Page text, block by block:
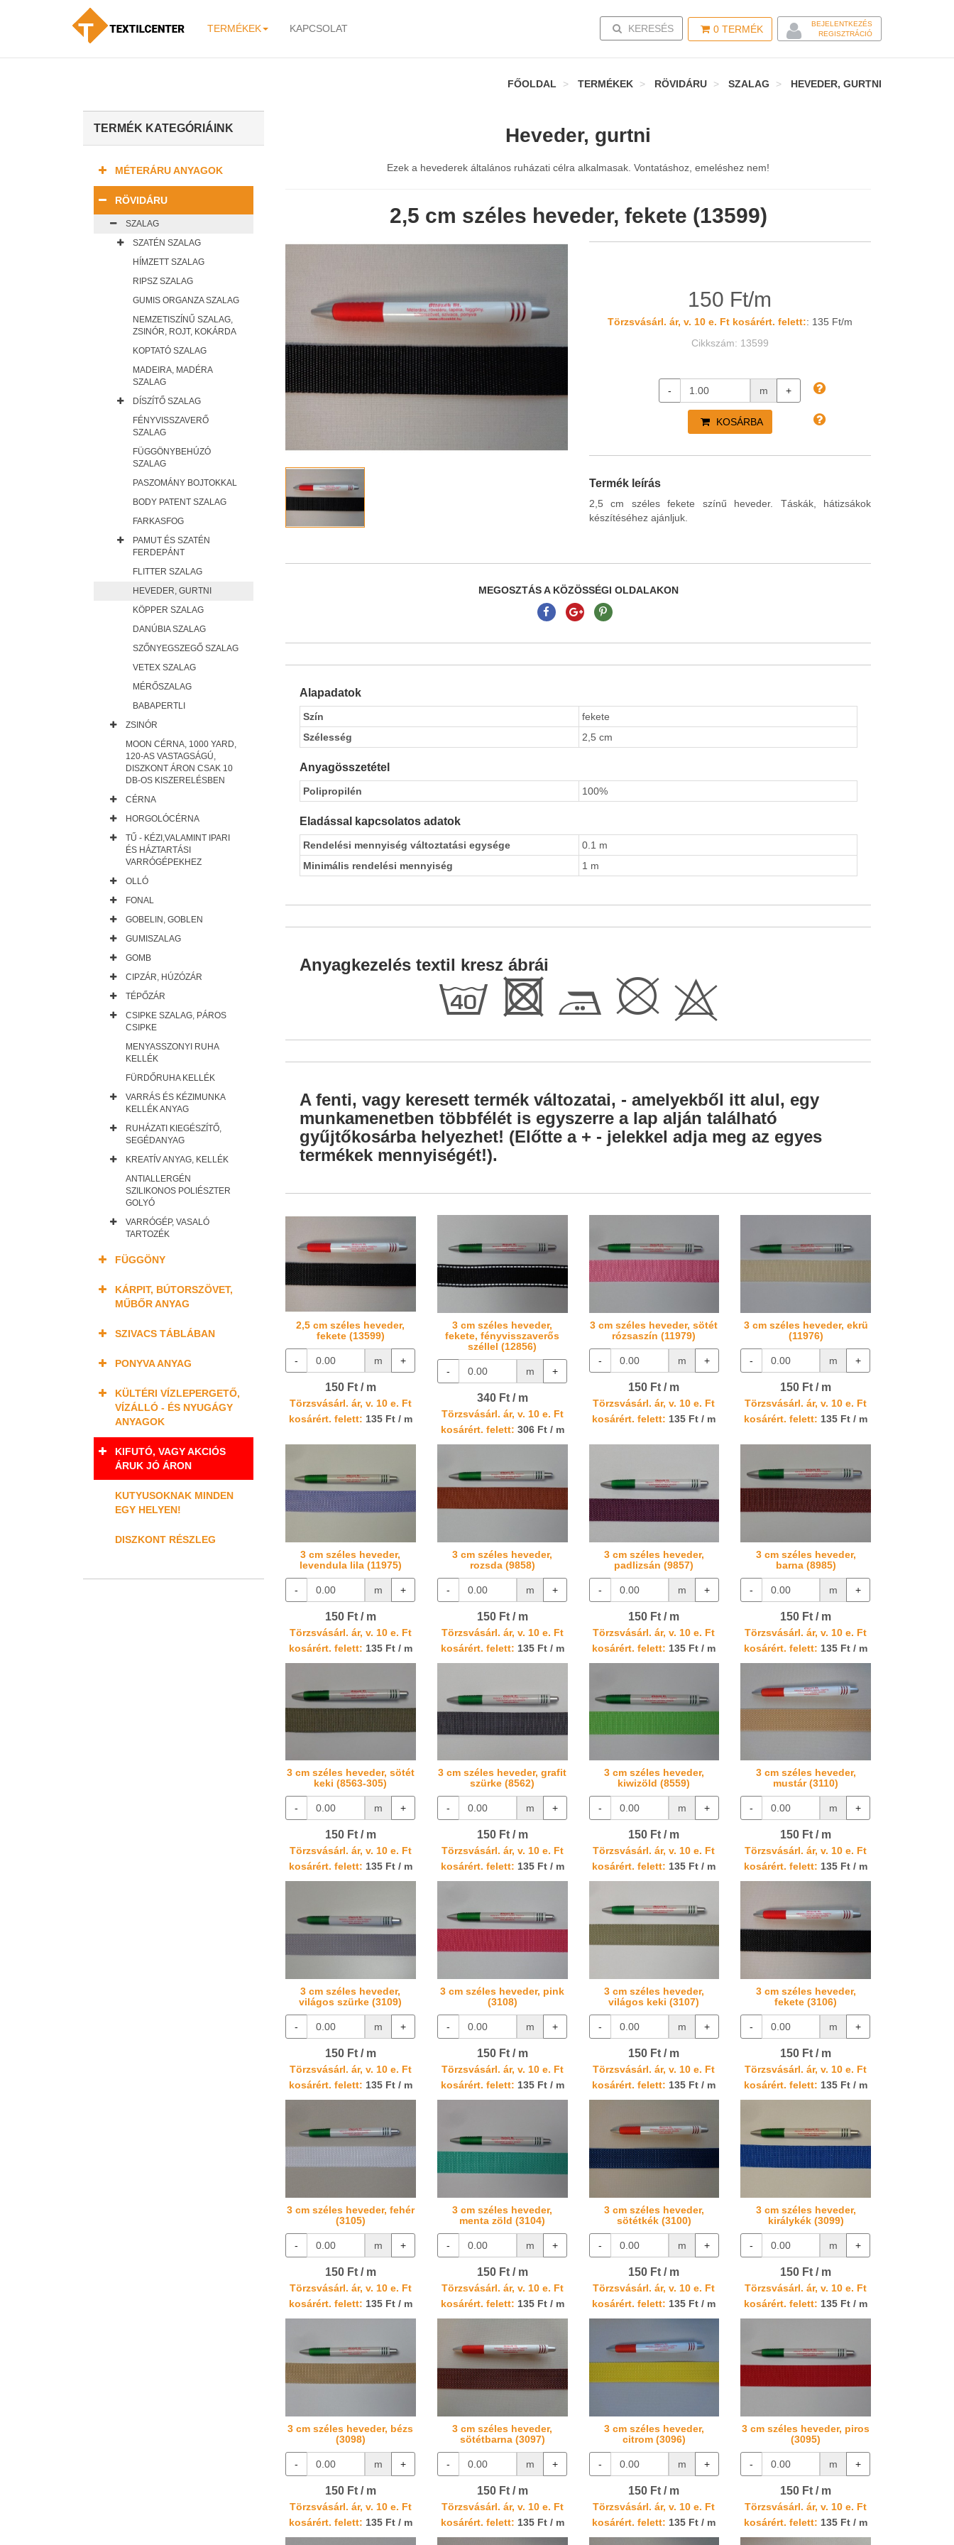
TERMÉKEK KAPCSOLAT 0 TERMÉK
BEJELENTKEZÉS
REGISZTRÁCIÓ
TOGGLE SEARCH
KERESÉS
FŐOLDAL TERMÉKEK RÖVIDÁRU SZALAG HEVEDER, GURTNI
Heveder, gurtni
Ezek a hevederek általános ruházati célra alkalmasak. Vontatáshoz, emeléshez nem!
2,5 cm széles heveder, fekete (13599)
150 Ft/m
Törzsvásárl. ár, v. 10 e. Ft kosárért. felett:: 135 Ft/m
Cikkszám: 13599
- m +
KOSÁRBA
Termék leírás
2,5 cm széles fekete színű heveder. Táskák, hátizsákok
készítéséhez ajánljuk.
MEGOSZTÁS A KÖZÖSSÉGI OLDALAKON
Alapadatok
Szín
fekete
Szélesség
2,5 cm
Anyagösszetétel
Polipropilén 100%
Eladással kapcsolatos adatok
Rendelési mennyiség változtatási egysége
0.1 m
Minimális rendelési mennyiség
1 m
Anyagkezelés textil kresz ábrái
h R E K H
A fenti, vagy keresett termék változatai, - amelyekből itt alul, egy
munkamenetben többfélét is egyszerre a lap alján található
gyűjtőkosárba helyezhet! (Előtte a + - jelekkel adja meg az egyes
termékek mennyiségét!).
2,5 cm széles heveder,
fekete (13599)
- m +
150 Ft / m
Törzsvásárl. ár, v. 10 e. Ft
kosárért. felett: 135 Ft / m
3 cm széles heveder,
fekete, fényvisszaverős
széllel (12856)
- m +
340 Ft / m
Törzsvásárl. ár, v. 10 e. Ft
kosárért. felett: 306 Ft / m
3 cm széles heveder, sötét
rózsaszín (11979)
- m +
150 Ft / m
Törzsvásárl. ár, v. 10 e. Ft
kosárért. felett: 135 Ft / m
3 cm széles heveder, ekrü
(11976)
- m +
150 Ft / m
Törzsvásárl. ár, v. 10 e. Ft
kosárért. felett: 135 Ft / m
3 cm széles heveder,
levendula lila (11975)
- m +
150 Ft / m
Törzsvásárl. ár, v. 10 e. Ft
kosárért. felett: 135 Ft / m
3 cm széles heveder,
rozsda (9858)
- m +
150 Ft / m
Törzsvásárl. ár, v. 10 e. Ft
kosárért. felett: 135 Ft / m
3 cm széles heveder,
padlizsán (9857)
- m +
150 Ft / m
Törzsvásárl. ár, v. 10 e. Ft
kosárért. felett: 135 Ft / m
3 cm széles heveder,
barna (8985)
- m +
150 Ft / m
Törzsvásárl. ár, v. 10 e. Ft
kosárért. felett: 135 Ft / m
3 cm széles heveder, sötét
keki (8563-305)
- m +
150 Ft / m
Törzsvásárl. ár, v. 10 e. Ft
kosárért. felett: 135 Ft / m
3 cm széles heveder, grafit
szürke (8562)
- m +
150 Ft / m
Törzsvásárl. ár, v. 10 e. Ft
kosárért. felett: 135 Ft / m
3 cm széles heveder,
kiwizöld (8559)
- m +
150 Ft / m
Törzsvásárl. ár, v. 10 e. Ft
kosárért. felett: 135 Ft / m
3 cm széles heveder,
mustár (3110)
- m +
150 Ft / m
Törzsvásárl. ár, v. 10 e. Ft
kosárért. felett: 135 Ft / m
3 cm széles heveder,
világos szürke (3109)
- m +
150 Ft / m
Törzsvásárl. ár, v. 10 e. Ft
kosárért. felett: 135 Ft / m
3 cm széles heveder, pink
(3108)
- m +
150 Ft / m
Törzsvásárl. ár, v. 10 e. Ft
kosárért. felett: 135 Ft / m
3 cm széles heveder,
világos keki (3107)
- m +
150 Ft / m
Törzsvásárl. ár, v. 10 e. Ft
kosárért. felett: 135 Ft / m
3 cm széles heveder,
fekete (3106)
- m +
150 Ft / m
Törzsvásárl. ár, v. 10 e. Ft
kosárért. felett: 135 Ft / m
3 cm széles heveder, fehér
(3105)
- m +
150 Ft / m
Törzsvásárl. ár, v. 10 e. Ft
kosárért. felett: 135 Ft / m
3 cm széles heveder,
menta zöld (3104)
- m +
150 Ft / m
Törzsvásárl. ár, v. 10 e. Ft
kosárért. felett: 135 Ft / m
3 cm széles heveder,
sötétkék (3100)
- m +
150 Ft / m
Törzsvásárl. ár, v. 10 e. Ft
kosárért. felett: 135 Ft / m
3 cm széles heveder,
királykék (3099)
- m +
150 Ft / m
Törzsvásárl. ár, v. 10 e. Ft
kosárért. felett: 135 Ft / m
3 cm széles heveder, bézs
(3098)
- m +
150 Ft / m
Törzsvásárl. ár, v. 10 e. Ft
kosárért. felett: 135 Ft / m
3 cm széles heveder,
sötétbarna (3097)
- m +
150 Ft / m
Törzsvásárl. ár, v. 10 e. Ft
kosárért. felett: 135 Ft / m
3 cm széles heveder,
citrom (3096)
- m +
150 Ft / m
Törzsvásárl. ár, v. 10 e. Ft
kosárért. felett: 135 Ft / m
3 cm széles heveder, piros
(3095)
- m +
150 Ft / m
Törzsvásárl. ár, v. 10 e. Ft
kosárért. felett: 135 Ft / m
TERMÉK KATEGÓRIÁINK
MÉTERÁRU ANYAGOK
RÖVIDÁRU
SZALAG
SZATÉN SZALAG
HÍMZETT SZALAG
RIPSZ SZALAG
GUMIS ORGANZA SZALAG
NEMZETISZÍNŰ SZALAG,
ZSINÓR, ROJT, KOKÁRDA
KOPTATÓ SZALAG
MADEIRA, MADÉRA
SZALAG
DÍSZÍTŐ SZALAG
FÉNYVISSZAVERŐ
SZALAG
FÜGGÖNYBEHÚZÓ
SZALAG
PASZOMÁNY BOJTOKKAL
BODY PATENT SZALAG
FARKASFOG
PAMUT ÉS SZATÉN
FERDEPÁNT
FLITTER SZALAG
HEVEDER, GURTNI
KÖPPER SZALAG
DANÚBIA SZALAG
SZŐNYEGSZEGŐ SZALAG
VETEX SZALAG
MÉRŐSZALAG
BABAPERTLI
ZSINÓR
MOON CÉRNA, 1000 YARD,
120-AS VASTAGSÁGÚ,
DISZKONT ÁRON CSAK 10
DB-OS KISZERELÉSBEN
CÉRNA
HORGOLÓCÉRNA
TŰ - KÉZI,VALAMINT IPARI
ÉS HÁZTARTÁSI
VARRÓGÉPEKHEZ
OLLÓ
FONAL
GOBELIN, GOBLEN
GUMISZALAG
GOMB
CIPZÁR, HÚZÓZÁR
TÉPŐZÁR
CSIPKE SZALAG, PÁROS
CSIPKE
MENYASSZONYI RUHA
KELLÉK
FÜRDŐRUHA KELLÉK
VARRÁS ÉS KÉZIMUNKA
KELLÉK ANYAG
RUHÁZATI KIEGÉSZÍTŐ,
SEGÉDANYAG
KREATÍV ANYAG, KELLÉK
ANTIALLERGÉN
SZILIKONOS POLIÉSZTER
GOLYÓ
VARRÓGÉP, VASALÓ
TARTOZÉK
FÜGGÖNY
KÁRPIT, BÚTORSZÖVET,
MŰBŐR ANYAG
SZIVACS TÁBLÁBAN
PONYVA ANYAG
KÜLTÉRI VÍZLEPERGETŐ,
VÍZÁLLÓ - ÉS NYUGÁGY
ANYAGOK
KIFUTÓ, VAGY AKCIÓS
ÁRUK JÓ ÁRON
KUTYUSOKNAK MINDEN
EGY HELYEN!
DISZKONT RÉSZLEG